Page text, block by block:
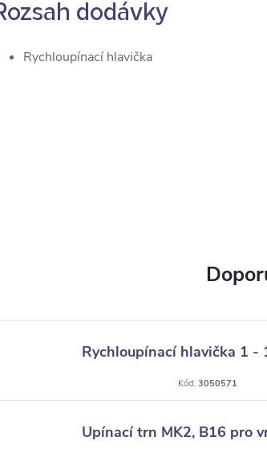
dodávky
Rychloupínací hlavička
Rychloupínací hlavička 1 -
Kód: 3050571
Upínací trn MK2, B16 pro